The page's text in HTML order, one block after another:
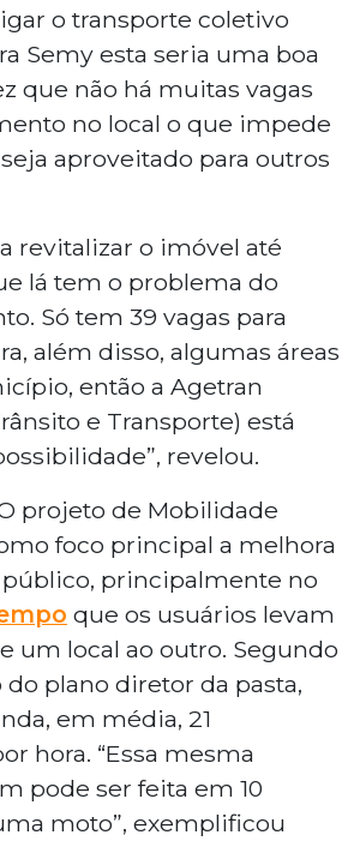
o transporte coletivo
Semy esta seria uma boa
que não há muitas vagas
no local o que impede
aproveitado para outros
revitalizar o imóvel até
lá tem o problema do
Só tem 39 vagas para
além disso, algumas áreas
então a Agetran
e Transporte) está
revelou.
projeto de Mobilidade
foco principal a melhora
principalmente no
que os usuários levam
um local ao outro. Segundo
plano diretor da pasta,
em média, 21
hora. “Essa mesma
pode ser feita em 10
moto”, exemplificou